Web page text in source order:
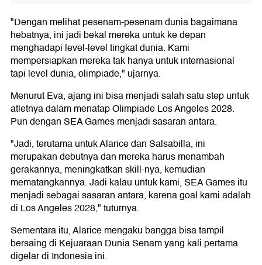
"Dengan melihat pesenam-pesenam dunia bagaimana
hebatnya, ini jadi bekal mereka untuk ke depan
menghadapi level-level tingkat dunia. Kami
mempersiapkan mereka tak hanya untuk internasional
tapi level dunia, olimpiade," ujarnya.
Menurut Eva, ajang ini bisa menjadi salah satu step untuk
atletnya dalam menatap Olimpiade Los Angeles 2028.
Pun dengan SEA Games menjadi sasaran antara.
"Jadi, terutama untuk Alarice dan Salsabilla, ini
merupakan debutnya dan mereka harus menambah
gerakannya, meningkatkan skill-nya, kemudian
mematangkannya. Jadi kalau untuk kami, SEA Games itu
menjadi sebagai sasaran antara, karena goal kami adalah
di Los Angeles 2028," tuturnya.
Sementara itu, Alarice mengaku bangga bisa tampil
bersaing di Kejuaraan Dunia Senam yang kali pertama
digelar di Indonesia ini.